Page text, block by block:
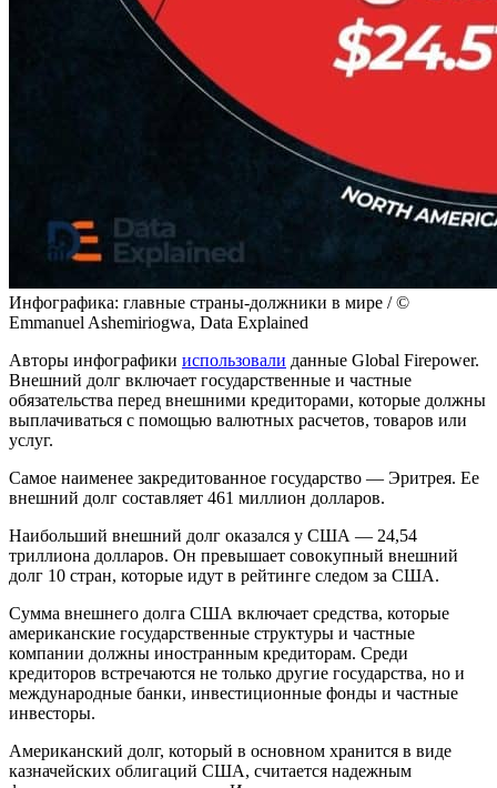
Инфографика: главные страны-должники в мире / ©
Emmanuel Ashemiriogwa, Data Explained
Авторы инфографики использовали данные Global Firepower.
Внешний долг включает государственные и частные
обязательства перед внешними кредиторами, которые должны
выплачиваться с помощью валютных расчетов, товаров или
услуг.
Самое наименее закредитованное государство — Эритрея. Ее
внешний долг составляет 461 миллион долларов.
Наибольший внешний долг оказался у США — 24,54
триллиона долларов. Он превышает совокупный внешний
долг 10 стран, которые идут в рейтинге следом за США.
Сумма внешнего долга США включает средства, которые
американские государственные структуры и частные
компании должны иностранным кредиторам. Среди
кредиторов встречаются не только другие государства, но и
международные банки, инвестиционные фонды и частные
инвесторы.
Американский долг, который в основном хранится в виде
казначейских облигаций США, считается надежным